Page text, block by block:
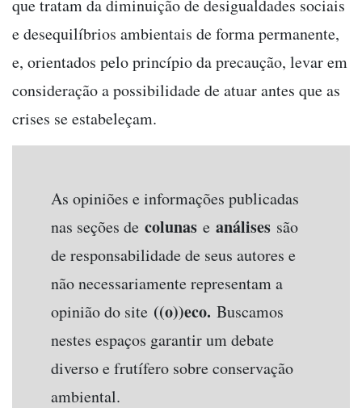
que tratam da diminuição de desigualdades sociais
e desequilíbrios ambientais de forma permanente,
e, orientados pelo princípio da precaução, levar em
consideração a possibilidade de atuar antes que as
crises se estabeleçam.
As opiniões e informações publicadas
nas seções de colunas e análises são
de responsabilidade de seus autores e
não necessariamente representam a
opinião do site ((o))eco. Buscamos
nestes espaços garantir um debate
diverso e frutífero sobre conservação
ambiental.